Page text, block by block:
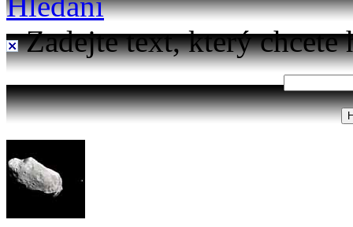
Zadejte text, který chcete